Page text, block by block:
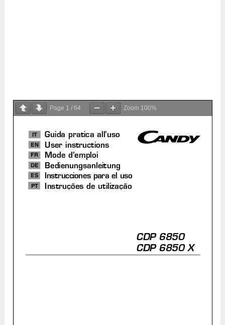
Page 1 /64 Zoom 100%